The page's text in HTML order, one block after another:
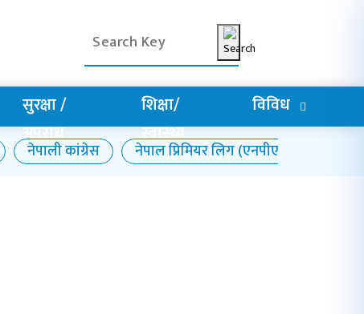
सुरक्षा /
अपराध
शिक्षा/
स्वास्थ्य
विविध
नेपाली कांग्रेस नेपाल प्रिमियर लिग (एनपीएल)